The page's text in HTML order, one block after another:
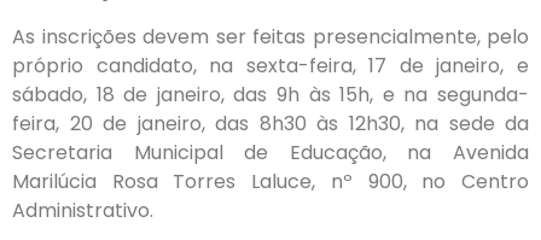
As inscrições devem ser feitas presencialmente, pelo
próprio candidato, na sexta-feira, 17 de janeiro, e
sábado, 18 de janeiro, das 9h às 15h, e na segunda-
feira, 20 de janeiro, das 8h30 às 12h30, na sede da
Secretaria Municipal de Educação, na Avenida
Marilúcia Rosa Torres Laluce, nº 900, no Centro
Administrativo.